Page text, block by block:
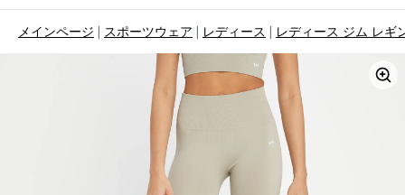
メインページ スポーツウェア レディース レディース ジム レギ